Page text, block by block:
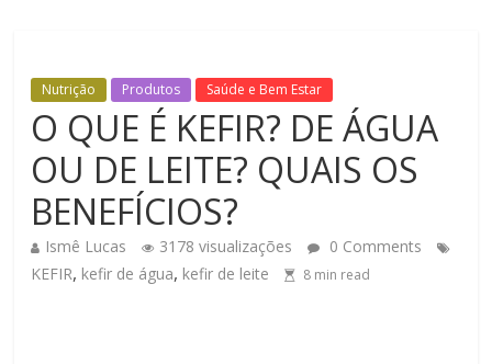
Nutrição Produtos Saúde e Bem Estar
O QUE É KEFIR? DE ÁGUA
OU DE LEITE? QUAIS OS
BENEFÍCIOS?
Ismê Lucas 3178 visualizações
0 Comments
KEFIR, kefir de água, kefir de leite 8 min read